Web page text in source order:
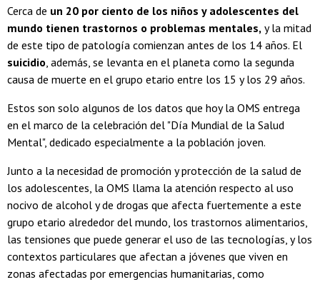
Cerca de un 20 por ciento de los niños y adolescentes del
mundo tienen trastornos o problemas mentales, y la mitad
de este tipo de patología comienzan antes de los 14 años. El
suicidio, además, se levanta en el planeta como la segunda
causa de muerte en el grupo etario entre los 15 y los 29 años.
Estos son solo algunos de los datos que hoy la OMS entrega
en el marco de la celebración del "Día Mundial de la Salud
Mental", dedicado especialmente a la población joven.
Junto a la necesidad de promoción y protección de la salud de
los adolescentes, la OMS llama la atención respecto al uso
nocivo de alcohol y de drogas que afecta fuertemente a este
grupo etario alrededor del mundo, los trastornos alimentarios,
las tensiones que puede generar el uso de las tecnologías, y los
contextos particulares que afectan a jóvenes que viven en
zonas afectadas por emergencias humanitarias, como